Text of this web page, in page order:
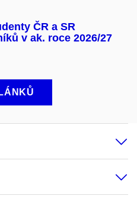
ČR a SR
v ak. roce 2026/27